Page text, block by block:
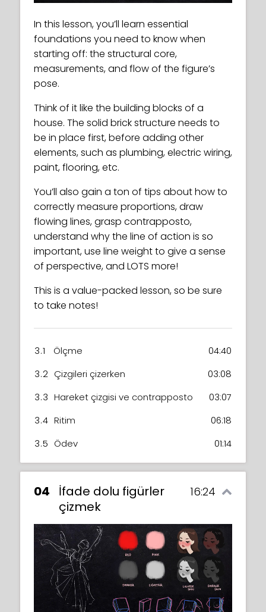
In this lesson, you’ll learn essential
foundations you need to know when
starting off: the structural core,
measurements, and flow of the figure’s
pose.
Think of it like the building blocks of a
house. The solid brick structure needs to
be in place first, before adding other
elements, such as plumbing, electric wiring,
paint, flooring, etc.
You’ll also gain a ton of tips about how to
correctly measure proportions, draw
flowing lines, grasp contrapposto,
understand why the line of action is so
important, use line weight to give a sense
of perspective, and LOTS more!
This is a value-packed lesson, so be sure
to take notes!
3.1 Ölçme
04:40
3.2 Çizgileri çizerken
03:08
3.3 Hareket çizgisi ve contrapposto
03:07
3.4 Ritim
06:18
3.5 Ödev 01:14
04
İfade dolu figürler
çizmek
16:24